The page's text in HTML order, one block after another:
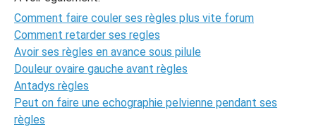
Comment faire couler ses règles plus vite forum
Comment retarder ses regles
Avoir ses règles en avance sous pilule
Douleur ovaire gauche avant règles
Antadys règles
Peut on faire une echographie pelvienne pendant ses
règles